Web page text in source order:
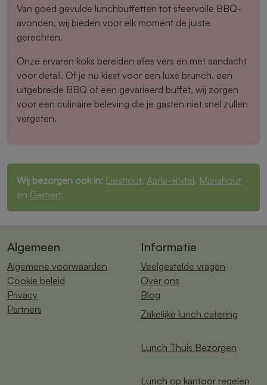
Van goed gevulde lunchbuffetten tot sfeervolle BBQ-
avonden, wij bieden voor elk moment de juiste
gerechten.
Onze ervaren koks bereiden alles vers en met aandacht
voor detail. Of je nu kiest voor een luxe brunch, een
uitgebreide BBQ of een gevarieerd buffet, wij zorgen
voor een culinaire beleving die je gasten niet snel zullen
vergeten.
Wij bezorgen ook in: Lieshout, Aarle-Rixtel, Mariahout
en Gemert.
Algemeen
Algemene voorwaarden
Cookie beleid
Privacy
Partners
Informatie
Veelgestelde vragen
Over ons
Blog
Zakelijke lunch catering
Lunch Thuis Bezorgen
Lunch op kantoor regelen